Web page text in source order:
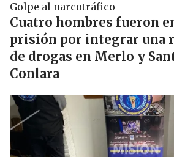
Golpe al narcotráfico
Cuatro hombres fueron
prisión por integrar una
de drogas en Merlo y
Conlara